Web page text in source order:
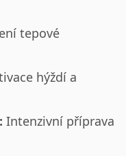
tepové
hýždí a
Intenzivní příprava